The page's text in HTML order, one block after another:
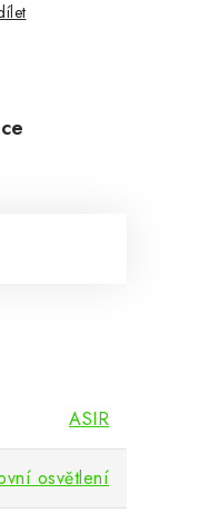
ASIR
osvětlení